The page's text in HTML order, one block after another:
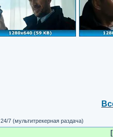
24/7 (мультитрекерная раздача)